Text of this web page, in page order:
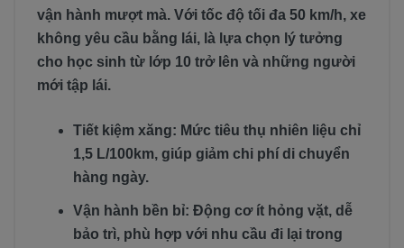
vận hành mượt mà. Với tốc độ tối đa 50 km/h, xe
không yêu cầu bằng lái, là lựa chọn lý tưởng
cho học sinh từ lớp 10 trở lên và những người
mới tập lái.
Tiết kiệm xăng: Mức tiêu thụ nhiên liệu chỉ
1,5 L/100km, giúp giảm chi phí di chuyển
hàng ngày.
Vận hành bền bỉ: Động cơ ít hỏng vặt, dễ
bảo trì, phù hợp với nhu cầu đi lại trong